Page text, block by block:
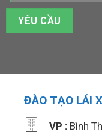
ĐÀO TẠO LÁI
VP :Bình